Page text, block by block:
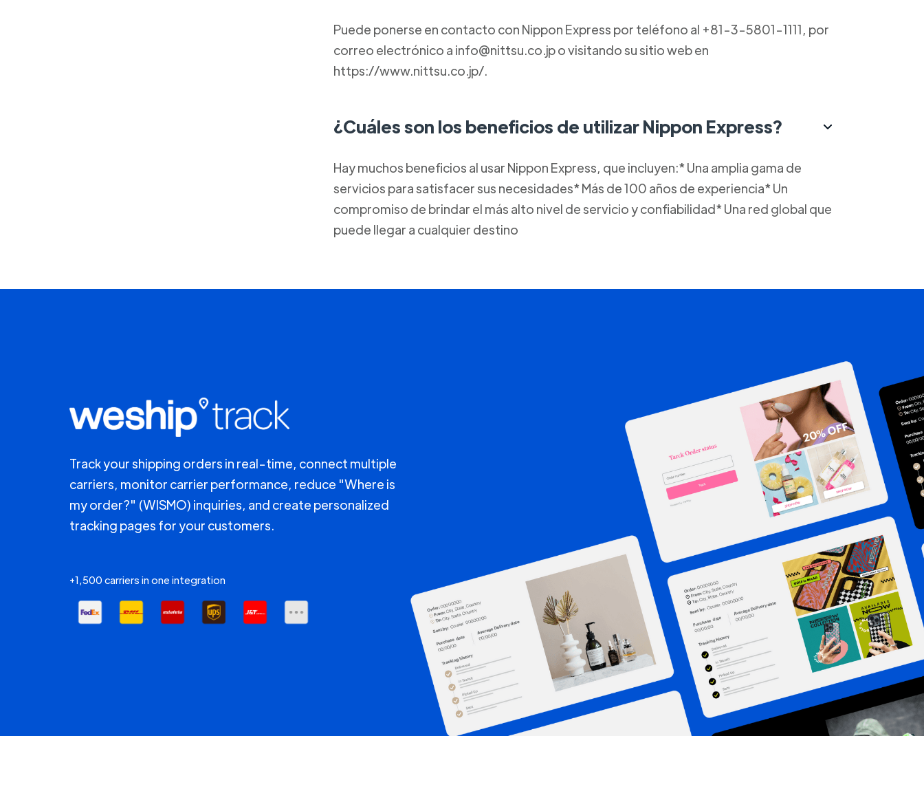
Puede ponerse en contacto con Nippon Express por teléfono al +81-3-5801-1111, por
correo electrónico a info@nittsu.co.jp o visitando su sitio web en
https://www.nittsu.co.jp/.
¿Cuáles son los beneficios de utilizar Nippon Express?
Hay muchos beneficios al usar Nippon Express, que incluyen:* Una amplia gama de
servicios para satisfacer sus necesidades* Más de 100 años de experiencia* Un
compromiso de brindar el más alto nivel de servicio y confiabilidad* Una red global que
puede llegar a cualquier destino
Track your shipping orders in real-time, connect multiple
carriers, monitor carrier performance, reduce "Where is
my order?" (WISMO) inquiries, and create personalized
tracking pages for your customers.
+1,500 carriers in one integration